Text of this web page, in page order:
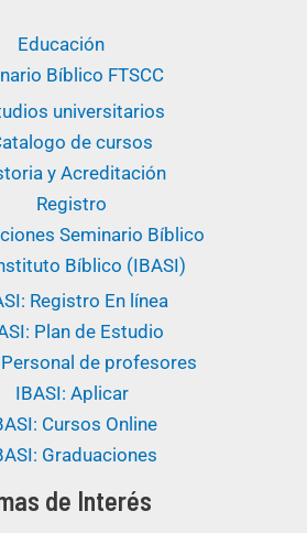
Educación
Bíblico FTSCC
universitarios
de cursos
y Acreditación
Registro
Seminario Bíblico
Bíblico (IBASI)
Registro En línea
Plan de Estudio
de profesores
IBASI: Aplicar
Cursos Online
Graduaciones
de Interés